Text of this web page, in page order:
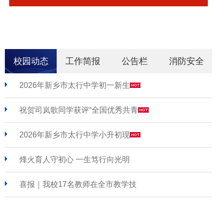
校园动态 工作简报 公告栏 消防安全
2026年新乡市太行中学初一新生
祝贺司岚歌同学获评“全国优秀共青
2026年新乡市太行中学小升初现
烽火育人守初心 一生笃行向光明
喜报｜我校17名教师在全市教学技